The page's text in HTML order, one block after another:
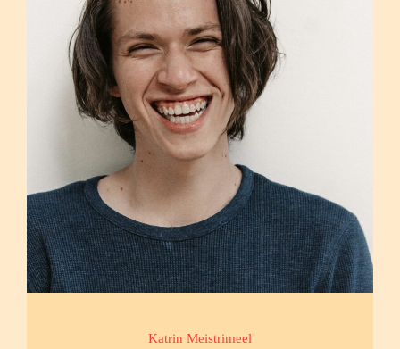
Katrin Meistrimeel